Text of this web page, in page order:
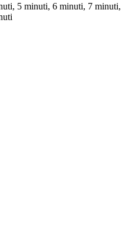
5 minuti, 6 minuti, 7 minuti,